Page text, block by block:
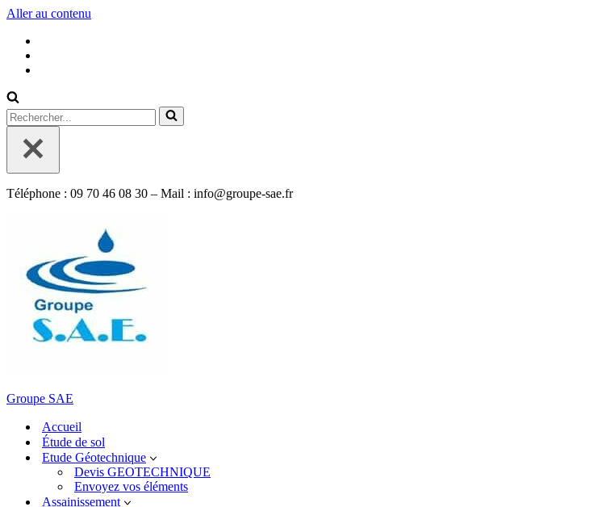
Aller au contenu
Rechercher...
Téléphone : 09 70 46 08 30 – Mail : info@groupe-sae.fr
Groupe SAE
Accueil
Étude de sol
Etude Géotechnique
Devis GEOTECHNIQUE
Envoyez vos éléments
Assainissement